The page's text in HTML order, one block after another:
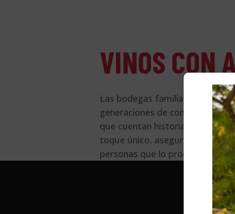
VINOS CON
Las bodegas familiares son el
generaciones de conocimiento
que cuentan historias. En
toque único, asegurando que
personas que lo producen.